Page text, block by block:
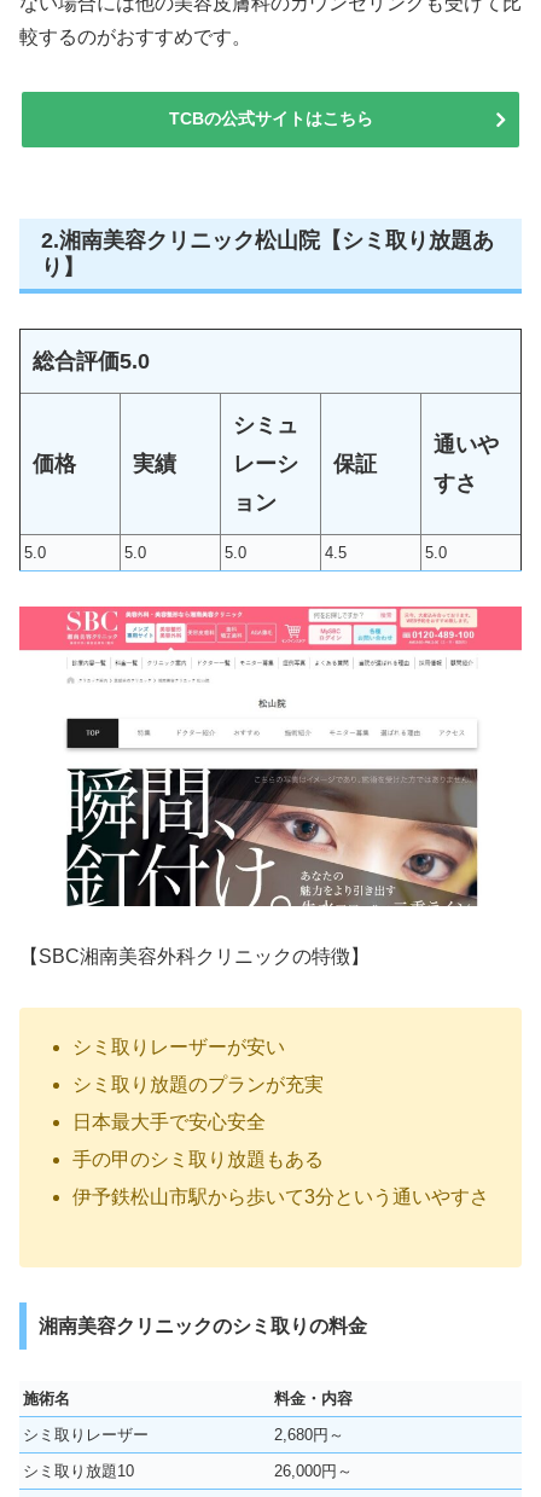
較するのがおすすめです。
TCBの公式サイトはこちら
2.湘南美容クリニック松山院【シミ取り放題あ
り】
総合評価5.0
価格 実績
シミュ
レーシ
ョン
保証
通いや
すさ
5.0 5.0 5.0 4.5 5.0
【SBC湘南美容外科クリニックの特徴】
シミ取りレーザーが安い
シミ取り放題のプランが充実
日本最大手で安心安全
手の甲のシミ取り放題もある
伊予鉄松山市駅から歩いて3分という通いやすさ
湘南美容クリニックのシミ取りの料金
施術名
料金・内容
シミ取りレーザー
2,680円～
シミ取り放題10
26,000円～